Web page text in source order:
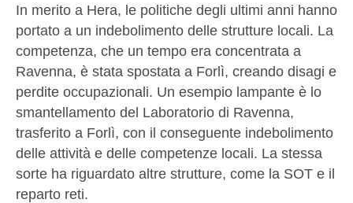
In merito a Hera, le politiche degli ultimi anni hanno
portato a un indebolimento delle strutture locali. La
competenza, che un tempo era concentrata a
Ravenna, è stata spostata a Forlì, creando disagi e
perdite occupazionali. Un esempio lampante è lo
smantellamento del Laboratorio di Ravenna,
trasferito a Forlì, con il conseguente indebolimento
delle attività e delle competenze locali. La stessa
sorte ha riguardato altre strutture, come la SOT e il
reparto reti.